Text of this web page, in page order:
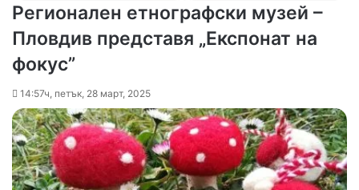
Регионален етнографски музей –
Пловдив представя „Експонат на
фокус”
14:57ч, петък, 28 март, 2025